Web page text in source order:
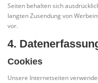
Sei­ten behal­ten sich
lang­ten Zusen­dung von
vor.
4.
Cookies
Unse­re Inter­net­sei­ten